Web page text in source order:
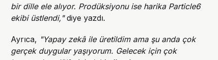
bir dille ele alıyor. Prodüksiyonu ise harika Particle6
ekibi üstlendi,"diye yazdı.
Ayrıca, "Yapay zekâ ile üretildim ama şu anda çok
gerçek duygular yaşıyorum. Gelecek için çok